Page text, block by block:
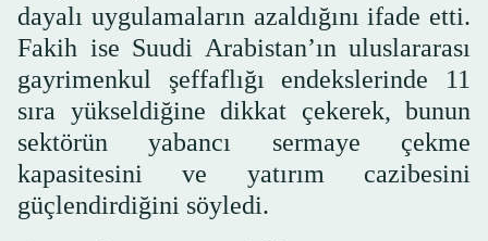
dayalı uygulamaların azaldığını ifade etti.
Fakih ise Suudi Arabistan’ın uluslararası
gayrimenkul şeffaflığı endekslerinde 11
sıra yükseldiğine dikkat çekerek, bunun
sektörün yabancı sermaye çekme
kapasitesini ve yatırım cazibesini
güçlendirdiğini söyledi.